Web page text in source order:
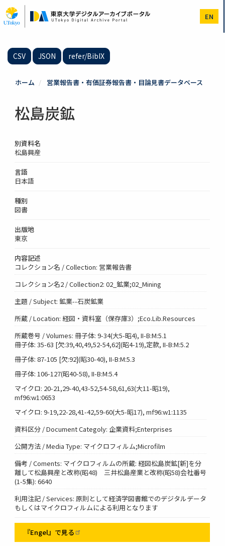
イ
ン
EN
CSV JSON refer/BibIX
ホーム 営業報告書・有価証券報告書・目論見書データベース
松島炭鉱
別資料名
松島興産
言語
日本語
種別
図書
出版地
東京
内容記述
コレクション名 / Collection: 営業報告書
コレクション名2 / Collection2: 02_鉱業;02_Mining
主題 / Subject: 鉱業--石炭鉱業
所蔵 / Location: 経図・資料室（保存庫3）;Eco.Lib.Resources
所蔵巻号 / Volumes: 冊子体: 9-34(大5-昭4), II-B:M:5.1
冊子体: 35-63 [欠:39,40,49,52-54,62](昭4-19),定款, II-B:M:5.2
冊子体: 87-105 [欠:92](昭30-40), II-B:M:5.3
冊子体: 106-127(昭40-58), II-B:M:5.4
マイクロ: 20-21,29-40,43-52,54-58,61,63(大11-昭19),
mf96:w1:0653
マイクロ: 9-19,22-28,41-42,59-60(大5-昭17), mf96:w1:1135
資料区分 / Document Categoly: 企業資料;Enterprises
公開方法 / Media Type: マイクロフィルム;Microfilm
備考 / Coments: マイクロフィルムの所蔵: 経図松島炭鉱[新]を分
離して松島興産と改称(昭48) 三井松島産業と改称(昭58)会社番号
(1-5集): 6640
利用注記 / Services: 原則として経済学図書館でのデジタルデータ
もしくはマイクロフィルムによる利用となります
『Engel』で見る